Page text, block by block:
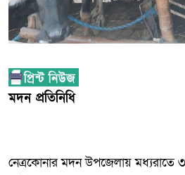
মদন প্রতিনিধি
নেত্রকোনার মদন উপজেলায় মধ্যরাতে